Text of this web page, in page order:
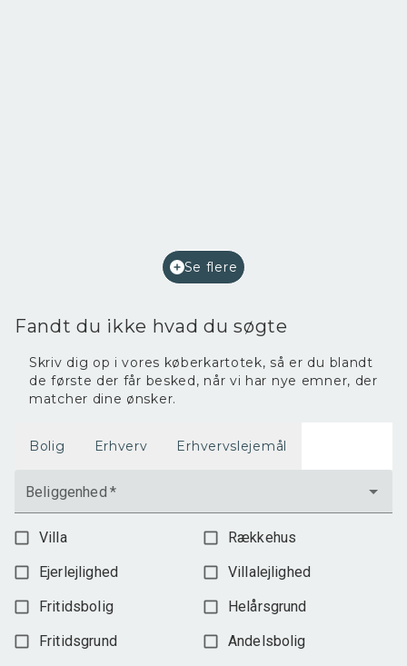
Se flere
Fandt du ikke hvad du søgte
Skriv dig op i vores køberkartotek, så er du blandt
de første der får besked, når vi har nye emner, der
matcher dine ønsker.
Bolig Erhverv Erhvervslejemål
Beliggenhed *
Villa
Rækkehus
Ejerlejlighed
Villalejlighed
Fritidsbolig
Helårsgrund
Fritidsgrund
Andelsbolig